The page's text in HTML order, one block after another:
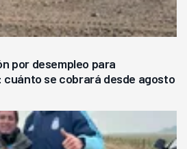
por desempleo para
se cobrará desde agosto